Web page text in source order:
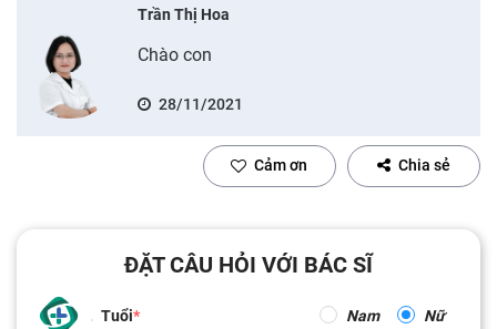
Trần Thị Hoa
Chào con
28/11/2021
Cảm ơn Chia sẻ
ĐẶT CÂU HỎI VỚI BÁC SĨ
Tuổi Nam Nữ